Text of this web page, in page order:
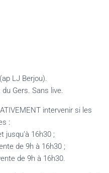
LJ Berjou).
Gers. Sans live.
intervenir si les
:
jusqu’à 16h30 ;
de 9h à 16h30 ;
de 9h à 16h30.